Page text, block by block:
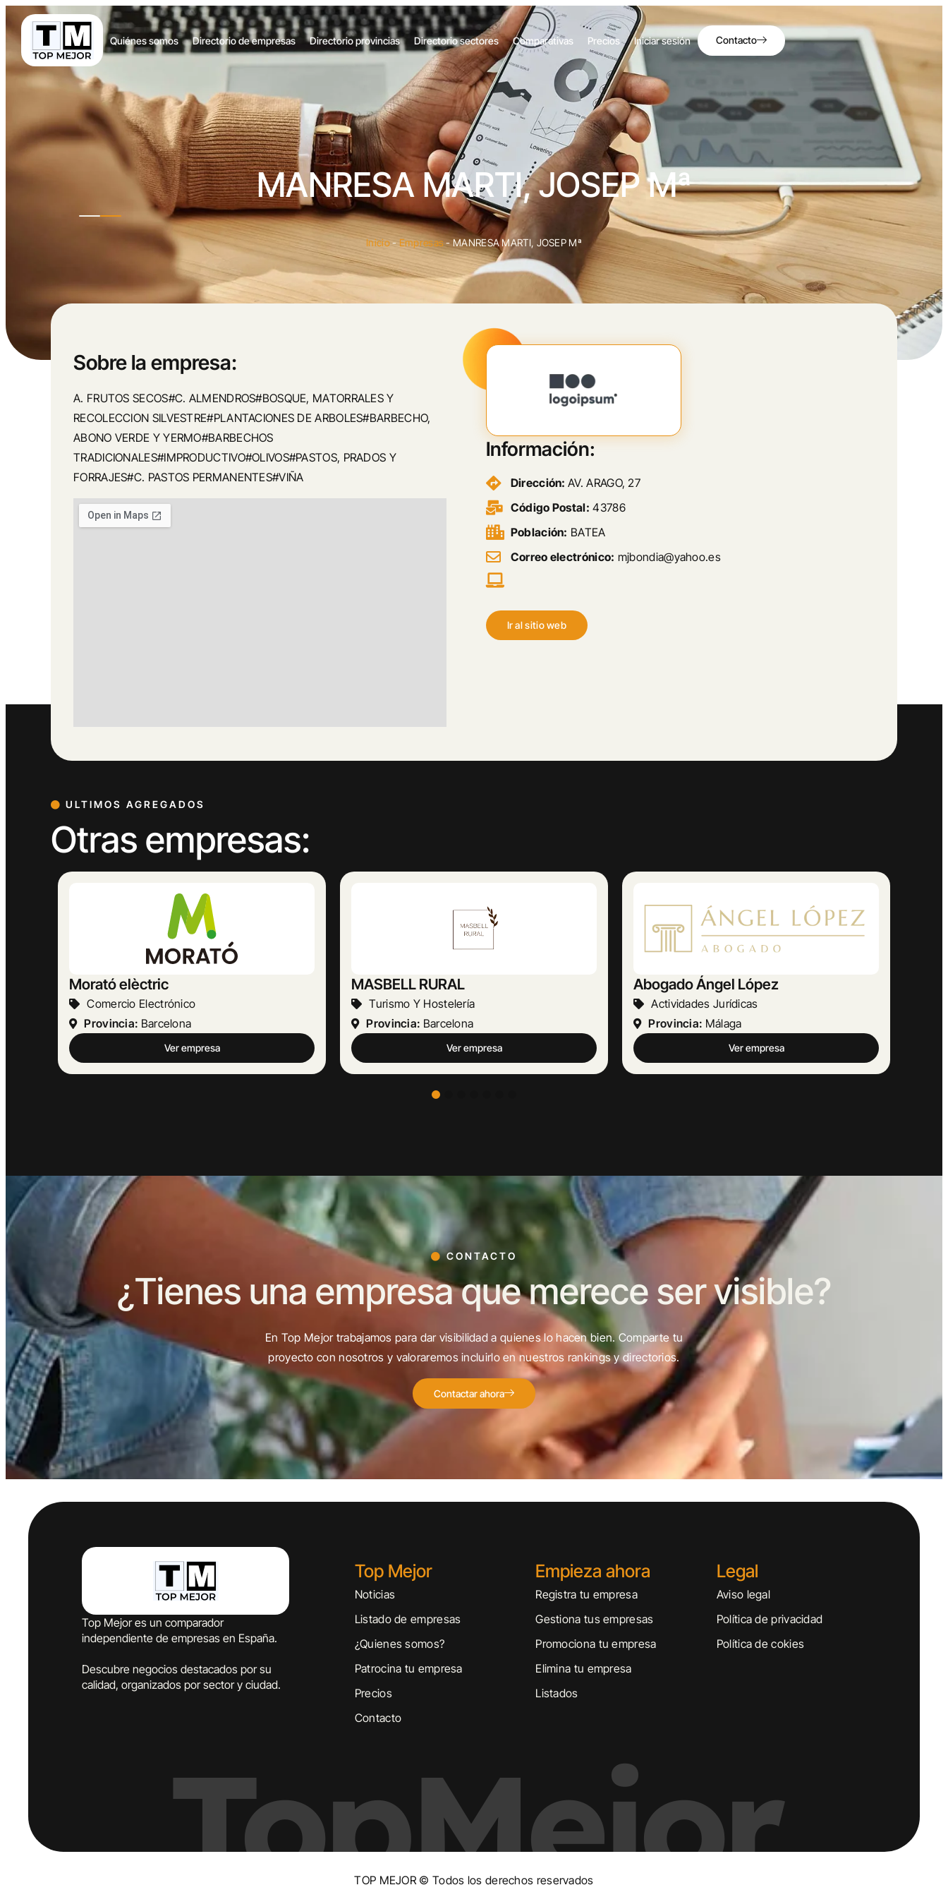
Quiénes somos Directorio de empresas Directorio provincias Directorio sectores Comparativas Precios Iniciar sesión Contacto
MANRESA MARTI, JOSEP Mª
Inicio- Empresas-MANRESA MARTI, JOSEP Mª
Sobre la empresa:
A. FRUTOS SECOS#C. ALMENDROS#BOSQUE, MATORRALES Y
RECOLECCION SILVESTRE#PLANTACIONES DE ARBOLES#BARBECHO,
ABONO VERDE Y YERMO#BARBECHOS
TRADICIONALES#IMPRODUCTIVO#OLIVOS#PASTOS, PRADOS Y
FORRAJES#C. PASTOS PERMANENTES#VIÑA
Información:
Dirección:AV. ARAGO, 27
Código Postal: 43786
Población: BATEA
Correo electrónico: mjbondia@yahoo.es
Ir al sitio web
ULTIMOS AGREGADOS
Otras empresas:
MASBELL RURAL
Turismo Y Hostelería
Provincia: Barcelona
Ver empresa
Abogado Ángel López
Actividades Jurídicas
Provincia: Málaga
Ver empresa
AMETRINA MUSIC
Otras Actividades Empresariales
Provincia: Barcelona
Ver empresa
CONTACTO
¿Tienes una empresa que merece ser visible?
En Top Mejor trabajamos para dar visibilidad a quienes lo hacen bien. Comparte tu
proyecto con nosotros y valoraremos incluirlo en nuestros rankings y directorios.
Contactar ahora
Top Mejor es un comparador
independiente de empresas en España.
Descubre negocios destacados por su
calidad, organizados por sector y ciudad.
Top Mejor
Noticias
Listado de empresas
¿Quienes somos?
Patrocina tu empresa
Precios
Contacto
Empieza ahora
Registra tu empresa
Gestiona tus empresas
Promociona tu empresa
Elimina tu empresa
Listados
Legal
Aviso legal
Política de privacidad
Política de cokies
TopMejor
TOP MEJOR © Todos los derechos reservados